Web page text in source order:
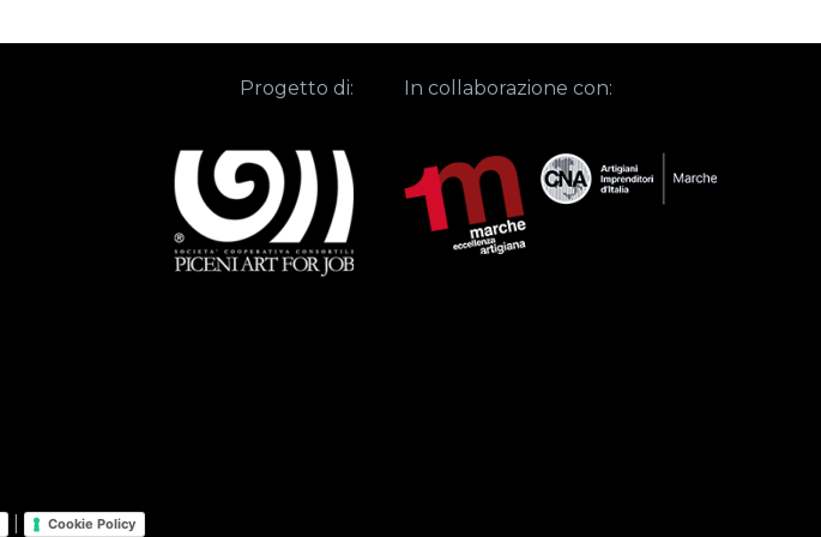
Progetto di: In collaborazione con:
Cookie Policy